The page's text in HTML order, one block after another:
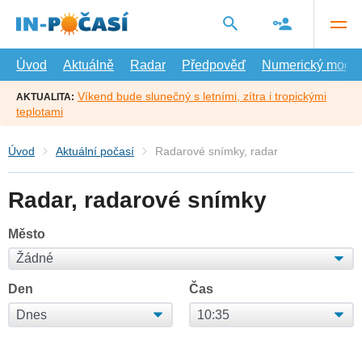
hlavní
Úvod
Aktuálně Radar Předpověď Numerický model
AKTUALITA: Víkend bude slunečný s letními, zítra i tropickými
teplotami
Úvod Aktuální počasí Radarové snímky, radar
Radar, radarové snímky
Město
Den Čas